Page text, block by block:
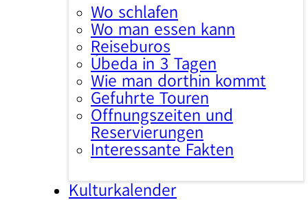
Wo schlafen
Wo man essen kann
Reisebüros
Úbeda in 3 Tagen
Wie man dorthin kommt
Geführte Touren
Öffnungszeiten und
Reservierungen
Interessante Fakten
Kulturkalender